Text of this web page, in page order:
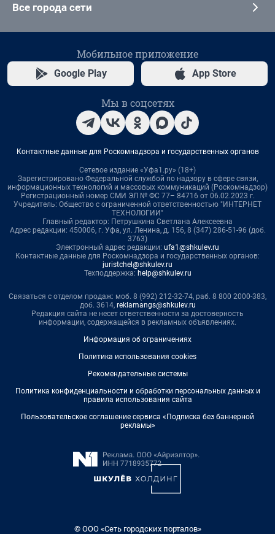
Все города сети
Мобильное приложение
Google Play App Store
Мы в соцсетях
Контактные данные для Роскомнадзора и государственных органов
Сетевое издание «Уфа1.ру» (18+)
Зарегистрировано Федеральной службой по надзору в сфере связи,
информационных технологий и массовых коммуникаций (Роскомнадзор)
Регистрационный номер СМИ ЭЛ № ФС 77– 84716 от 06.02.2023 г.
Учредитель: Общество с ограниченной ответственностью "ИНТЕРНЕТ
ТЕХНОЛОГИИ"
Главный редактор: Петрушкина Светлана Алексеевна
Адрес редакции: 450006, г. Уфа, ул. Ленина, д. 156, 8 (347) 286-51-96 (доб.
3763)
Электронный адрес редакции: ufa1@shkulev.ru
Контактные данные для Роскомнадзора и государственных органов:
juristchel@shkulev.ru
Техподдержка: help@shkulev.ru
Связаться с отделом продаж: моб. 8 (992) 212-32-74, раб. 8 800 2000-383,
доб. 3614, reklamangs@shkulev.ru
Редакция сайта не несет ответственности за достоверность
информации, содержащейся в рекламных объявлениях.
Информация об ограничениях
Политика использования cookies
Рекомендательные системы
Политика конфиденциальности и обработки персональных данных и
правила использования сайта
Пользовательское соглашение сервиса «Подписка без баннерной
рекламы»
© ООО «Сеть городских порталов»